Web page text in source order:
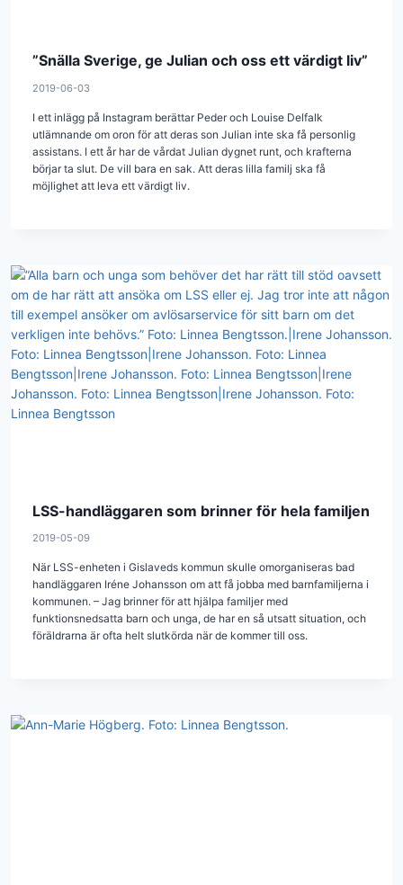
”Snälla Sverige, ge Julian och oss ett värdigt liv”
2019-06-03
I ett inlägg på Instagram berättar Peder och Louise Delfalk
utlämnande om oron för att deras son Julian inte ska få personlig
assistans. I ett år har de vårdat Julian dygnet runt, och krafterna
börjar ta slut. De vill bara en sak. Att deras lilla familj ska få
möjlighet att leva ett värdigt liv.
LSS-handläggaren som brinner för hela familjen
2019-05-09
När LSS-enheten i Gislaveds kommun skulle omorganiseras bad
handläggaren Iréne Johansson om att få jobba med barnfamiljerna i
kommunen. – Jag brinner för att hjälpa familjer med
funktionsnedsatta barn och unga, de har en så utsatt situation, och
föräldrarna är ofta helt slutkörda när de kommer till oss.